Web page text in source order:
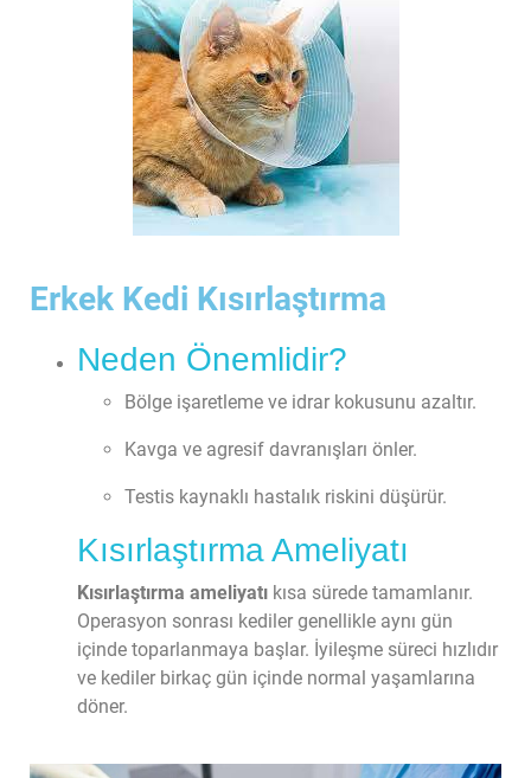
Erkek Kedi Kısırlaştırma​
Neden Önemlidir?
Bölge işaretleme ve idrar kokusunu azaltır.
Kavga ve agresif davranışları önler.
Testis kaynaklı hastalık riskini düşürür.
Kısırlaştırma Ameliyatı
Kısırlaştırma ameliyatı kısa sürede tamamlanır.
Operasyon sonrası kediler genellikle aynı gün
içinde toparlanmaya başlar. İyileşme süreci hızlıdır
ve kediler birkaç gün içinde normal yaşamlarına
döner.